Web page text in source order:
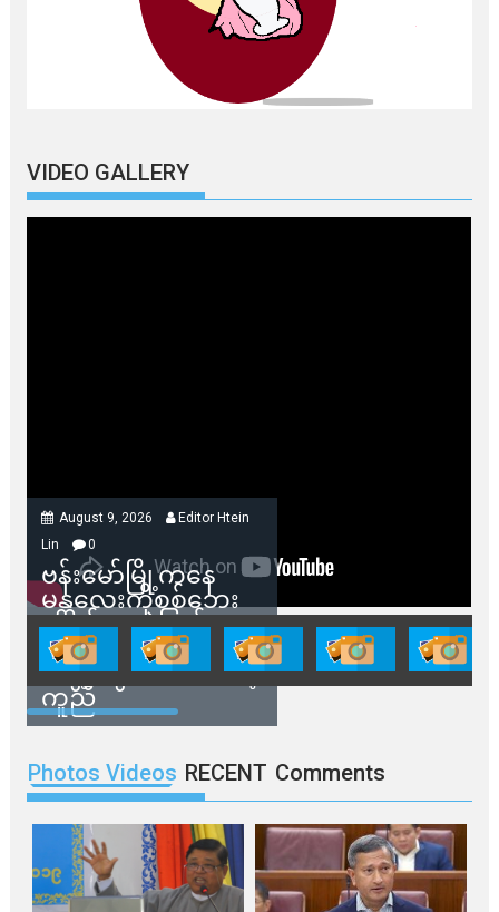
VIDEO GALLERY
August 9, 2026
Editor Htein
Lin
0
ဗန်းမော်မြို့ကနေ
မန္တလေးကိုစစ်ဘေး
ရှောင်နေတဲ့ပြည်သူ
တွေအတွက် ရှမ်းနီ
အဖွဲ့တွေက ထောက်ပံ့
ကူညီ
Photos Videos RECENT Comments